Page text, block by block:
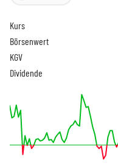
Kurs
Börsenwert
KGV
Dividende